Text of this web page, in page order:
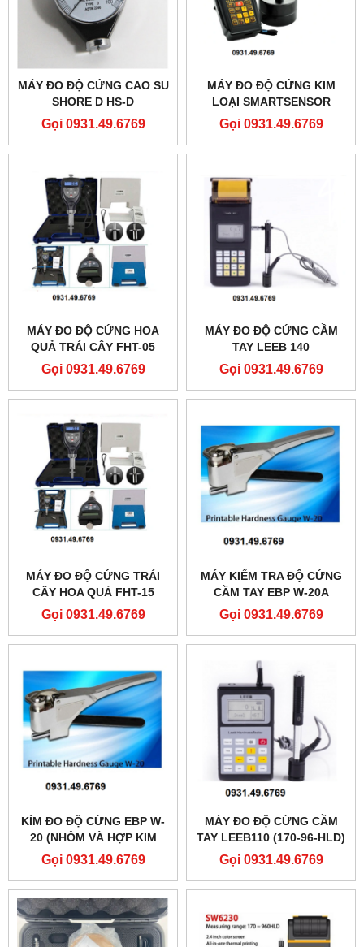
MÁY ĐO ĐỘ CỨNG CAO SU
SHORE D HS-D
Gọi 0931.49.6769
MÁY ĐO ĐỘ CỨNG KIM
LOẠI SMARTSENSOR
AR936
Gọi 0931.49.6769
MÁY ĐO ĐỘ CỨNG HOA
QUẢ TRÁI CÂY FHT-05
Gọi 0931.49.6769
MÁY ĐO ĐỘ CỨNG CẦM
TAY LEEB 140
Gọi 0931.49.6769
MÁY ĐO ĐỘ CỨNG TRÁI
CÂY HOA QUẢ FHT-15
Gọi 0931.49.6769
MÁY KIỂM TRA ĐỘ CỨNG
CẦM TAY EBP W-20A
Gọi 0931.49.6769
KÌM ĐO ĐỘ CỨNG EBP W-
20 (NHÔM VÀ HỢP KIM
NHÔM)
Gọi 0931.49.6769
MÁY ĐO ĐỘ CỨNG CẦM
TAY LEEB110 (170-96-HLD)
Gọi 0931.49.6769